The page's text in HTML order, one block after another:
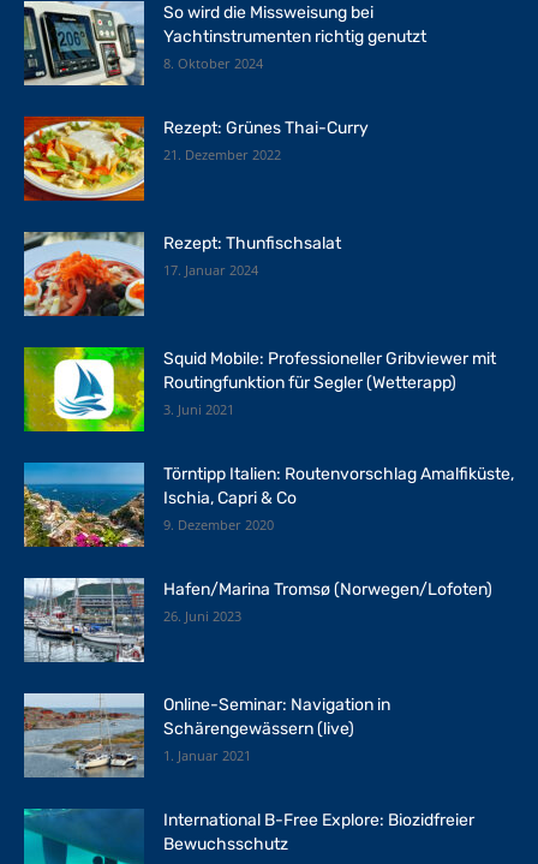
So wird die Missweisung bei
Yachtinstrumenten richtig genutzt
8. Oktober 2024
Rezept: Grünes Thai-Curry
21. Dezember 2022
Rezept: Thunfischsalat
17. Januar 2024
Squid Mobile: Professioneller Gribviewer mit
Routingfunktion für Segler (Wetterapp)
3. Juni 2021
Törntipp Italien: Routenvorschlag Amalfiküste,
Ischia, Capri & Co
9. Dezember 2020
Hafen/Marina Tromsø (Norwegen/Lofoten)
26. Juni 2023
Online-Seminar: Navigation in
Schärengewässern (live)
1. Januar 2021
International B-Free Explore: Biozidfreier
Bewuchsschutz